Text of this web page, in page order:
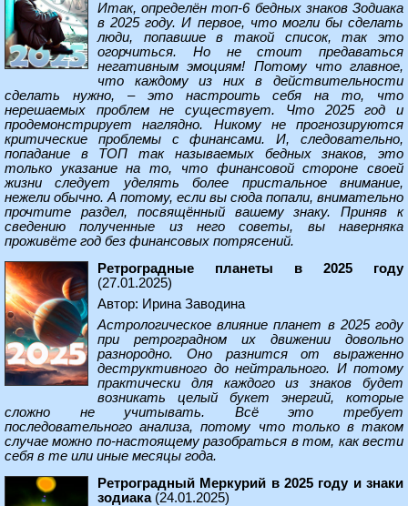
Итак, определён топ-6 бедных знаков Зодиака
в 2025 году. И первое, что могли бы сделать
люди, попавшие в такой список, так это
огорчиться. Но не стоит предаваться
негативным эмоциям! Потому что главное,
что каждому из них в действительности
сделать нужно, – это настроить себя на то, что
нерешаемых проблем не существует. Что 2025 год и
продемонстрирует наглядно. Никому не прогнозируются
критические проблемы с финансами. И, следовательно,
попадание в ТОП так называемых бедных знаков, это
только указание на то, что финансовой стороне своей
жизни следует уделять более пристальное внимание,
нежели обычно. А потому, если вы сюда попали, внимательно
прочтите раздел, посвящённый вашему знаку. Приняв к
сведению полученные из него советы, вы наверняка
проживёте год без финансовых потрясений.
Ретроградные планеты в 2025 году
(27.01.2025)
Автор: Ирина Заводина
Астрологическое влияние планет в 2025 году
при ретроградном их движении довольно
разнородно. Оно разнится от выраженно
деструктивного до нейтрального. И потому
практически для каждого из знаков будет
возникать целый букет энергий, которые
сложно не учитывать. Всё это требует
последовательного анализа, потому что только в таком
случае можно по-настоящему разобраться в том, как вести
себя в те или иные месяцы года.
Ретроградный Меркурий в 2025 году и знаки
зодиака(24.01.2025)